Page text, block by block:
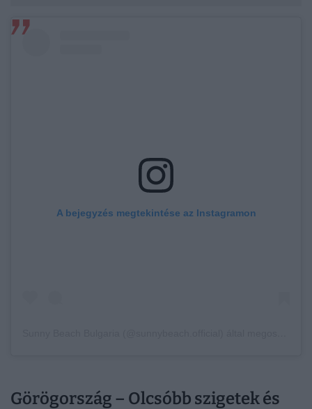
A bejegyzés megtekintése az Instagramon
Görögország – Olcsóbb szigetek és